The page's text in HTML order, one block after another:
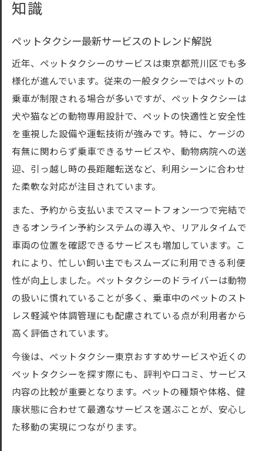
知識
ペットタクシー最新サービスのトレンド解説
近年、ペットタクシーのサービスは東京都荒川区でも多
様化が進んでいます。従来の一般タクシーではペットの
乗車が制限される場合が多いですが、ペットタクシーは
犬や猫などの動物専用設計で、ペットの快適性と安全性
を重視した設備や運転技術が強みです。特に、ケージの
有無に関わらず乗車できるサービスや、動物病院への送
迎、引っ越し時の長距離転送など、利用シーンに合わせ
た柔軟な対応が注目されています。
また、予約から支払いまでスマートフォン一つで完結で
きるオンライン予約システムの導入や、リアルタイムで
車両の位置を確認できるサービスも増加しています。こ
れにより、忙しい飼い主でもスムーズに利用できる利便
性が向上しました。ペットタクシーのドライバーは動物
の扱いに慣れていることが多く、乗車中のペットのスト
レス軽減や体調管理にも配慮されている点が利用者から
高く評価されています。
今後は、ペットタクシー東京おすすめサービスや近くの
ペットタクシーを探す際にも、評判や口コミ、サービス
内容の比較が重要となります。ペットの種類や体格、健
康状態に合わせて最適なサービスを選ぶことが、安心し
た移動の実現につながります。